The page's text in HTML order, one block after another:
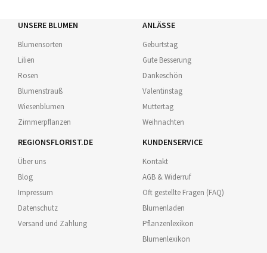
UNSERE BLUMEN
Blumensorten
Lilien
Rosen
Blumenstrauß
Wiesenblumen
Zimmerpflanzen
ANLÄSSE
Geburtstag
Gute Besserung
Dankeschön
Valentinstag
Muttertag
Weihnachten
REGIONSFLORIST.DE
Über uns
Blog
Impressum
Datenschutz
Versand und Zahlung
KUNDENSERVICE
Kontakt
AGB & Widerruf
Oft gestellte Fragen (FAQ)
Blumenladen
Pflanzenlexikon
Blumenlexikon